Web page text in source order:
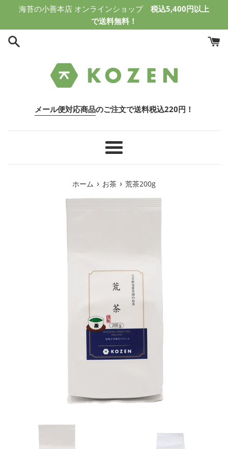
テ
海苔の小善本店 オンラインショップ 税込5,400円以上
で送料無料！
メール便対応商品のご注文で送料税込220円！
メ
ー
ホーム › お茶 › 荒茶200g